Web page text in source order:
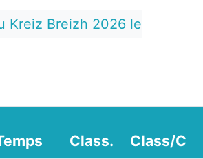
Kreiz Breizh 2026 le
Class. Class/C